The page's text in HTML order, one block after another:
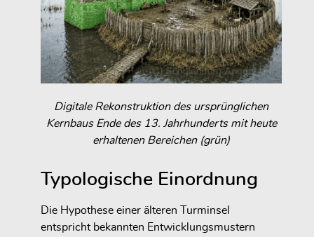
Digitale Rekonstruktion des ursprünglichen
Kernbaus Ende des 13. Jahrhunderts mit heute
erhaltenen Bereichen (grün)
Typologische Einordnung
Die Hypothese einer älteren Turminsel
entspricht bekannten Entwicklungsmustern